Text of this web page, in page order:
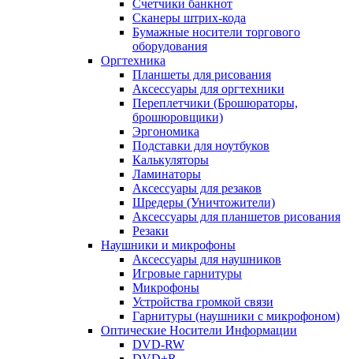
Счетчики банкнот
Сканеры штрих-кода
Бумажные носители торгового
оборудования
Оргтехника
Планшеты для рисования
Аксессуары для оргтехники
Переплетчики (Брошюраторы,
брошюровщики)
Эргономика
Подставки для ноутбуков
Калькуляторы
Ламинаторы
Аксессуары для резаков
Шредеры (Уничтожители)
Аксессуары для планшетов рисования
Резаки
Наушники и микрофоны
Аксессуары для наушников
Игровые гарнитуры
Микрофоны
Устройства громкой связи
Гарнитуры (наушники с микрофоном)
Оптические Носители Информации
DVD-RW